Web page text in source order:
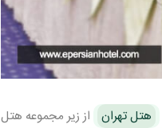
هتل تهران از زیر مجموعه هتل